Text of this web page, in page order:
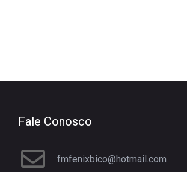
Fale Conosco
fmfenixbico@hotmail.com